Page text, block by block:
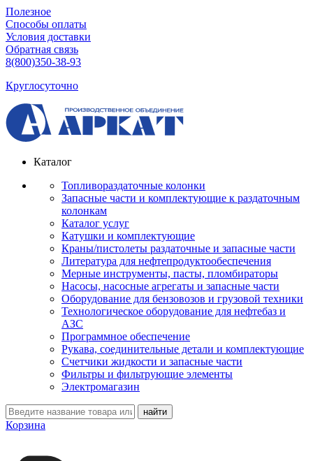
Полезное
Способы оплаты
Условия доставки
Обратная связь
8(800)350-38-93
Круглосуточно
Каталог
Топливораздаточные колонки
Запасные части и комплектующие к раздаточным
колонкам
Каталог услуг
Катушки и комплектующие
Краны/пистолеты раздаточные и запасные части
Литература для нефтепродуктообеспечения
Мерные инструменты, пасты, пломбираторы
Насосы, насосные агрегаты и запасные части
Оборудование для бензовозов и грузовой техники
Технологическое оборудование для нефтебаз и
АЗС
Программное обеспечение
Рукава, соединительные детали и комплектующие
Счетчики жидкости и запасные части
Фильтры и фильтрующие элементы
Электромагазин
Корзина